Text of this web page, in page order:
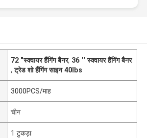
72 "स्क्वायर हैंगिंग बैनर, 36 '' स्क्वायर हैंगिंग बैनर
,ट्रेड शो हैंगिंग साइन 40Ibs
3000PCS/माह
चीन
1 टुकड़ा